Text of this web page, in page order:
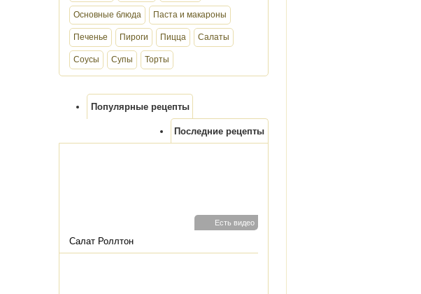
Основные блюда Паста и макароны
Печенье Пироги Пицца Салаты
Соусы Супы Торты
Популярные рецепты
Последние рецепты
Есть видео
Салат Роллтон